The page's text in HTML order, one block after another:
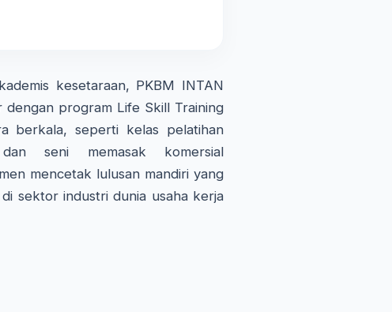
kesetaraan, PKBM INTAN
dengan program Life Skill Training
berkala, seperti kelas pelatihan
seni memasak komersial
mencetak lulusan mandiri yang
sektor industri dunia usaha kerja